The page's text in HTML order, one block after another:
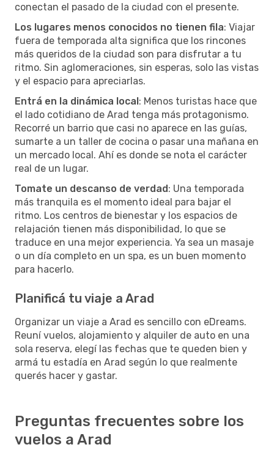
conectan el pasado de la ciudad con el presente.
Los lugares menos conocidos no tienen fila: Viajar
fuera de temporada alta significa que los rincones
más queridos de la ciudad son para disfrutar a tu
ritmo. Sin aglomeraciones, sin esperas, solo las vistas
y el espacio para apreciarlas.
Entrá en la dinámica local: Menos turistas hace que
el lado cotidiano de Arad tenga más protagonismo.
Recorré un barrio que casi no aparece en las guías,
sumarte a un taller de cocina o pasar una mañana en
un mercado local. Ahí es donde se nota el carácter
real de un lugar.
Tomate un descanso de verdad: Una temporada
más tranquila es el momento ideal para bajar el
ritmo. Los centros de bienestar y los espacios de
relajación tienen más disponibilidad, lo que se
traduce en una mejor experiencia. Ya sea un masaje
o un día completo en un spa, es un buen momento
para hacerlo.
Planificá tu viaje a Arad
Organizar un viaje a Arad es sencillo con eDreams.
Reuní vuelos, alojamiento y alquiler de auto en una
sola reserva, elegí las fechas que te queden bien y
armá tu estadía en Arad según lo que realmente
querés hacer y gastar.
Preguntas frecuentes sobre los
vuelos a Arad